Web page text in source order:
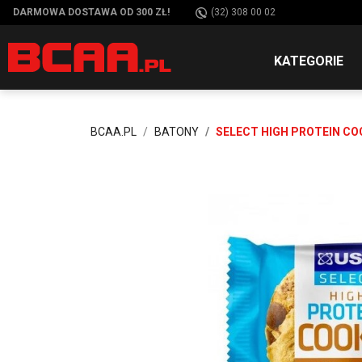
DARMOWA DOSTAWA OD 300 ZŁ! (32) 308 00 02
KATEGORIE
BCAA.PL BATONY SELECT HIGH PROTEIN